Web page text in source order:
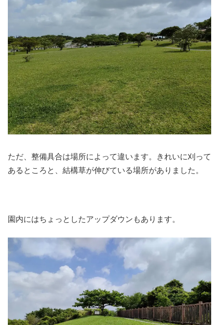
ただ、整備具合は場所によって違います。きれいに刈って
あるところと、結構草が伸びている場所がありました。
園内にはちょっとしたアップダウンもあります。